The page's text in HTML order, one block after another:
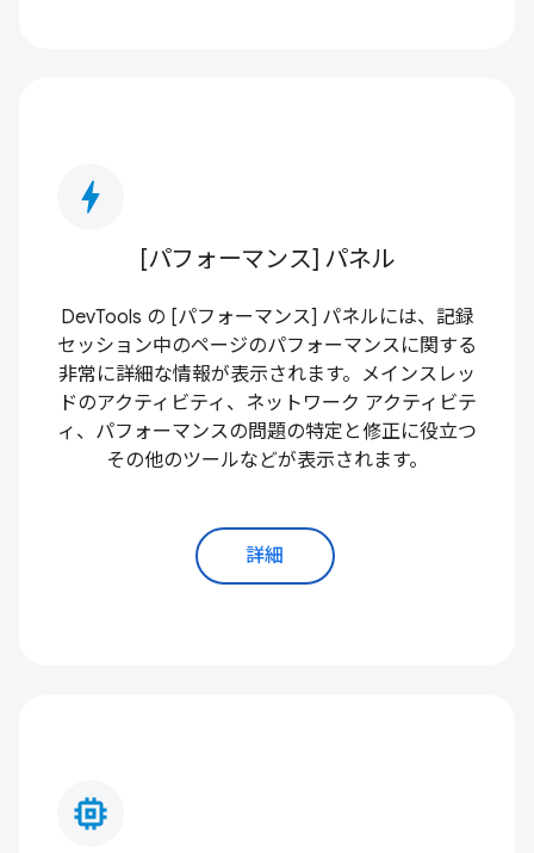
bolt
[パフォーマンス] パネル
DevTools の [パフォーマンス] パネルには、記録
セッション中のページのパフォーマンスに関する
非常に詳細な情報が表示されます。メインスレッ
ドのアクティビティ、ネットワーク アクティビテ
ィ、パフォーマンスの問題の特定と修正に役立つ
その他のツールなどが表示されます。
詳細
memory_alt